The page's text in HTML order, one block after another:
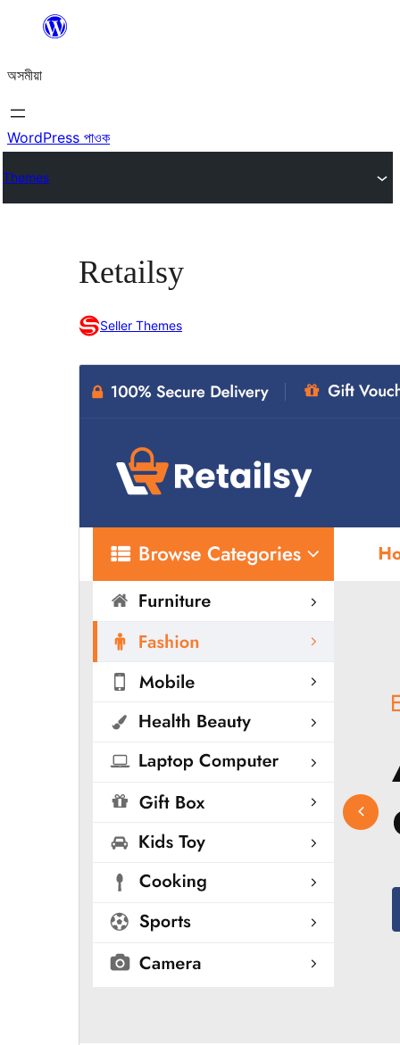
বিষয়বস্তুলৈ
যাওক
অসমীয়া
WordPress পাওক
Themes
Retailsy
Seller Themes